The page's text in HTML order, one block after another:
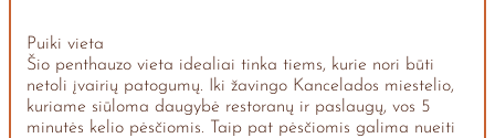
Puiki vieta
Šio penthauzo vieta idealiai tinka tiems, kurie nori būti
netoli įvairių patogumų. Iki žavingo Kancelados miestelio,
kuriame siūloma daugybė restoranų ir paslaugų, vos 5
minutės kelio pėsčiomis. Taip pat pėsčiomis galima nueiti